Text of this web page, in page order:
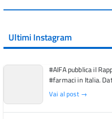
Ultimi Instagram
#AIFA pubblica il
#farmaci in Italia.
Vai al post →